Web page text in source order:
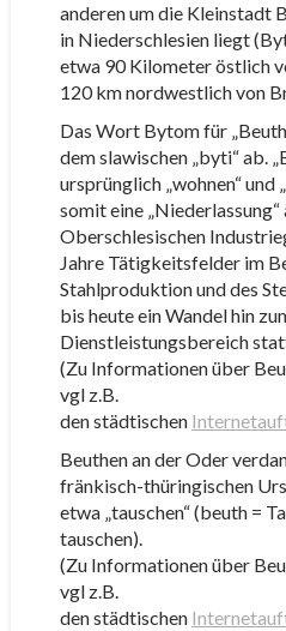
anderen um die Kleinstadt
in Niederschlesien liegt
etwa 90 Kilometer östlich
120 km nordwestlich von
Das Wort Bytom für
dem slawischen „byti“ ab.
ursprünglich „wohnen“ und
somit eine
Oberschlesischen
Jahre Tätigkeitsfelder im
Stahlproduktion und des
bis heute ein Wandel hin
Dienstleistungsbereich
(Zu Informationen über
vgl z.B.
den städtischen
Beuthen an der Oder
fränkisch-thüringischen
etwa „tauschen“ (beuth =
tauschen).
(Zu Informationen über
vgl z.B.
den städtischen